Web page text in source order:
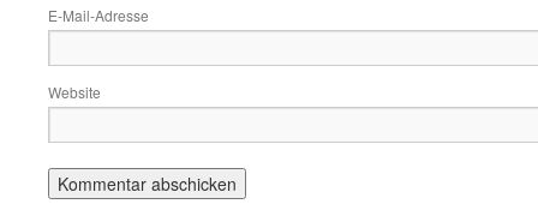
E-Mail-Adresse
Website